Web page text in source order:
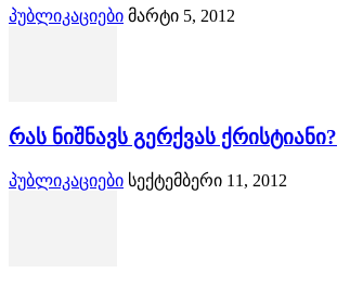
პუბლიკაციები მარტი 5, 2012
რას ნიშნავს გერქვას ქრისტიანი?
პუბლიკაციები სექტემბერი 11, 2012